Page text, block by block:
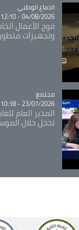
Catégorie
الدفاع الوطني
04/08/2026 - 12:10
فوج الأعمال
وتجهيزات
Catégorie
مجتمع
23/07/2026 - 10:18
تدخل خلال